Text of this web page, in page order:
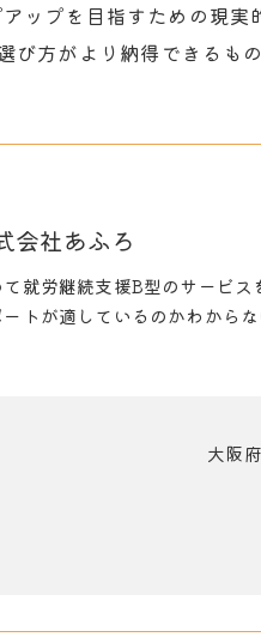
ップを目指すための現
び方がより納得できるも
会社あふろ
て就労継続支援B型のサービ
トが適しているのかわから
大阪